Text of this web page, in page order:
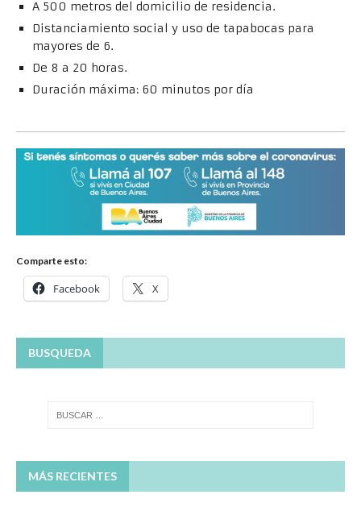
A 500 metros del domicilio de residencia.
Distanciamiento social y uso de tapabocas para
mayores de 6.
De 8 a 20 horas.
Duración máxima: 60 minutos por día
Comparte esto:
Facebook X
BUSQUEDA
MÁS RECIENTES